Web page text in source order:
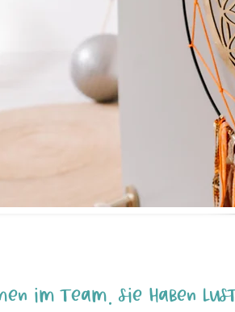
im Team. Sie haben